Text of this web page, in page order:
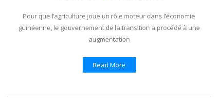
Pour que l’agriculture joue un rôle moteur dans l’économie
guinéenne, le gouvernement de la transition a procédé à une
augmentation
Read More